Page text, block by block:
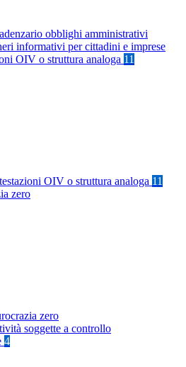
obblighi amministrativi
informativi per cittadini e imprese
OIV o struttura analoga 11
OIV o struttura analoga 11
zero
zero
soggette a controllo
4